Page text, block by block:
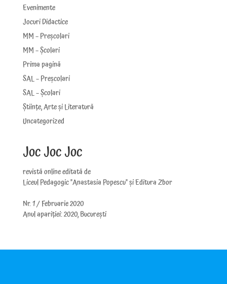
Evenimente
Jocuri Didactice
MM – Preșcolari
MM – Școlari
Prima pagină
SAL – Preșcolari
SAL – Școlari
Științe, Arte și Literatură
Uncategorized
Joc Joc Joc
revistă online editată de
Liceul Pedagogic "Anastasia Popescu" și Editura Zbor
Nr. 1 / Februarie 2020
Anul apariției: 2020, București